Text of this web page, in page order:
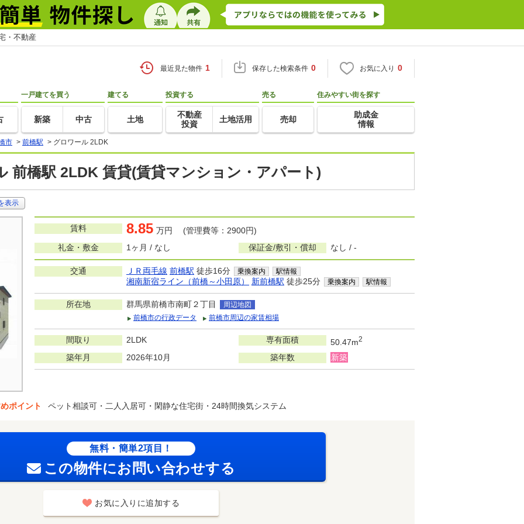
・不動産
最近見た物件 1 保存した検索条件 0 お気に入り 0
一戸建てを買う
新築 中古
建てる
土地
投資する
不動産
投資
土地活用
売る
売却
住みやすい街を探す
助成金
情報
市 > 前橋駅 > グロワール 2LDK
前橋駅 2LDK 賃貸(賃貸マンション・アパート)
表示
賃料 8.85 万円 (管理費等：2900円)
礼金・敷金
1ヶ月 / なし 保証金/敷引・償却 なし / -
交通 ＪＲ両毛線 前橋駅 徒歩16分 乗換案内 駅情報
湘南新宿ライン（前橋～小田原） 新前橋駅 徒歩25分 乗換案内 駅情報
所在地 群馬県前橋市南町２丁目
周辺地図
前橋市の行政データ
前橋市周辺の家賃相場
間取り 2LDK 専有面積 50.47m2
築年月 2026年10月 築年数 新築
ポイント ペット相談可・二人入居可・閑静な住宅街・24時間換気システム
無料・簡単2項目！
この物件にお問い合わせする
お気に入りに追加する